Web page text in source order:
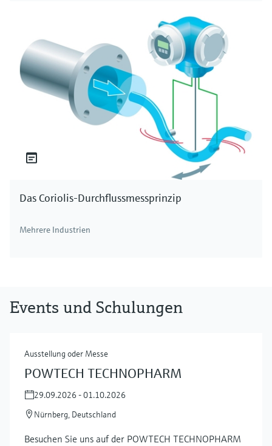
Das Coriolis-Durchflussmessprinzip
Mehrere Industrien
Events und Schulungen
Ausstellung oder Messe
POWTECH TECHNOPHARM
29.09.2026 - 01.10.2026
Nürnberg, Deutschland
Besuchen Sie uns auf der POWTECH TECHNOPHARM